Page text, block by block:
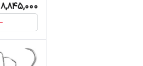
8,845,000